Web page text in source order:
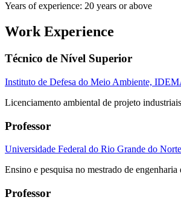
Years of experience: 20 years or above
Work Experience
Técnico de Nível Superior
Instituto de Defesa do Meio Ambiente,
Licenciamento ambiental de projeto
Professor
Universidade Federal do Rio Grande do
Ensino e pesquisa no mestrado de engenharia
Professor